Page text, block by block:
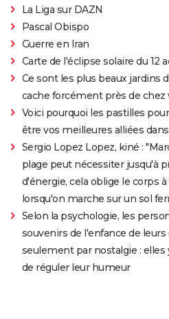
La Liga sur DAZN
Pascal Obispo
Guerre en Iran
Carte de l'éclipse solaire du 12
Ce sont les plus beaux jardins
cache forcément près de chez
Voici pourquoi les pastilles
être vos meilleures alliées
Sergio Lopez Lopez, kiné :
plage peut nécessiter jusqu'à
d'énergie, cela oblige le corps
lorsqu'on marche sur un sol
Selon la psychologie, les
souvenirs de l'enfance de
seulement par nostalgie :
de réguler leur humeur